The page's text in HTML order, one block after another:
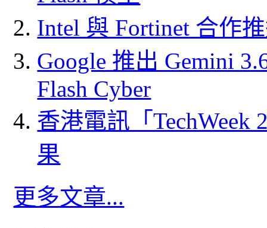
Intel 與 Fortinet 合作
Google 推出 Gemini
Flash Cyber
香港電訊「
果
更多文章...